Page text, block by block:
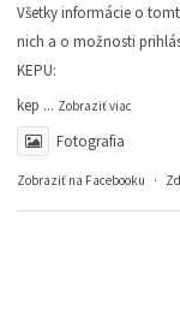
Všetky informácie o
nich a o možnosti
KEPU:
kep ... Zobraziť viac
Fotografia
Zobraziť na Facebooku ·